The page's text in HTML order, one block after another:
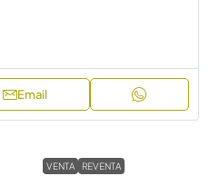
Email
VENTA REVENTA